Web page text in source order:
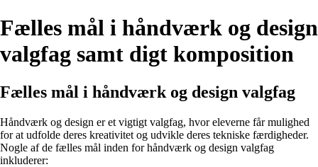
Fælles mål i håndværk og design
valgfag samt digt komposition
Fælles mål i håndværk og design valgfag
Håndværk og design er et vigtigt valgfag, hvor eleverne får mulighed
for at udfolde deres kreativitet og udvikle deres tekniske færdigheder.
Nogle af de fælles mål inden for håndværk og design valgfag
inkluderer: